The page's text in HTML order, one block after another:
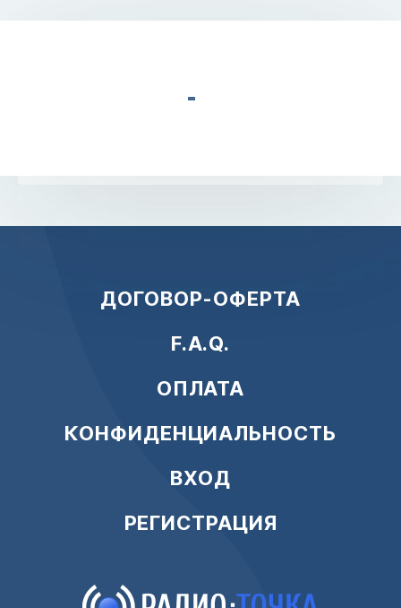
ДОГОВОР-ОФЕРТА
F.A.Q.
ОПЛАТА
КОНФИДЕНЦИАЛЬНОСТЬ
ВХОД
РЕГИСТРАЦИЯ